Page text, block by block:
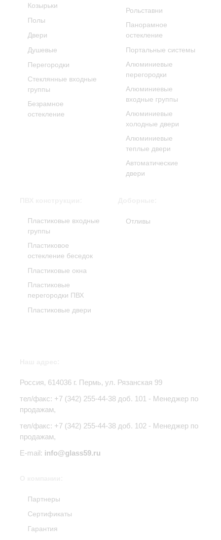
Козырьки
Полы
Двери
Душевые
Перегородки
Стеклянные входные
группы
Безрамное
остекление
Рольставни
Панорамное
остекление
Портальные системы
Алюминиевые
перегородки
Алюминиевые
входные группы
Алюминиевые
холодные двери
Алюминиевые
теплые двери
Автоматические
двери
Пластиковые входные
группы
Пластиковое
остекление беседок
Пластиковые окна
Пластиковые
перегородки ПВХ
Пластиковые двери
Отливы
Россия, 614036 г. Пермь, ул. Рязанская 99
тел/факс: +7 (342) 255-44-38 доб. 101 - Менеджер по
продажам,
тел/факс: +7 (342) 255-44-38 доб. 102 - Менеджер по
продажам,
E-mail: info@glass59.ru
Партнеры
Сертификаты
Гарантия